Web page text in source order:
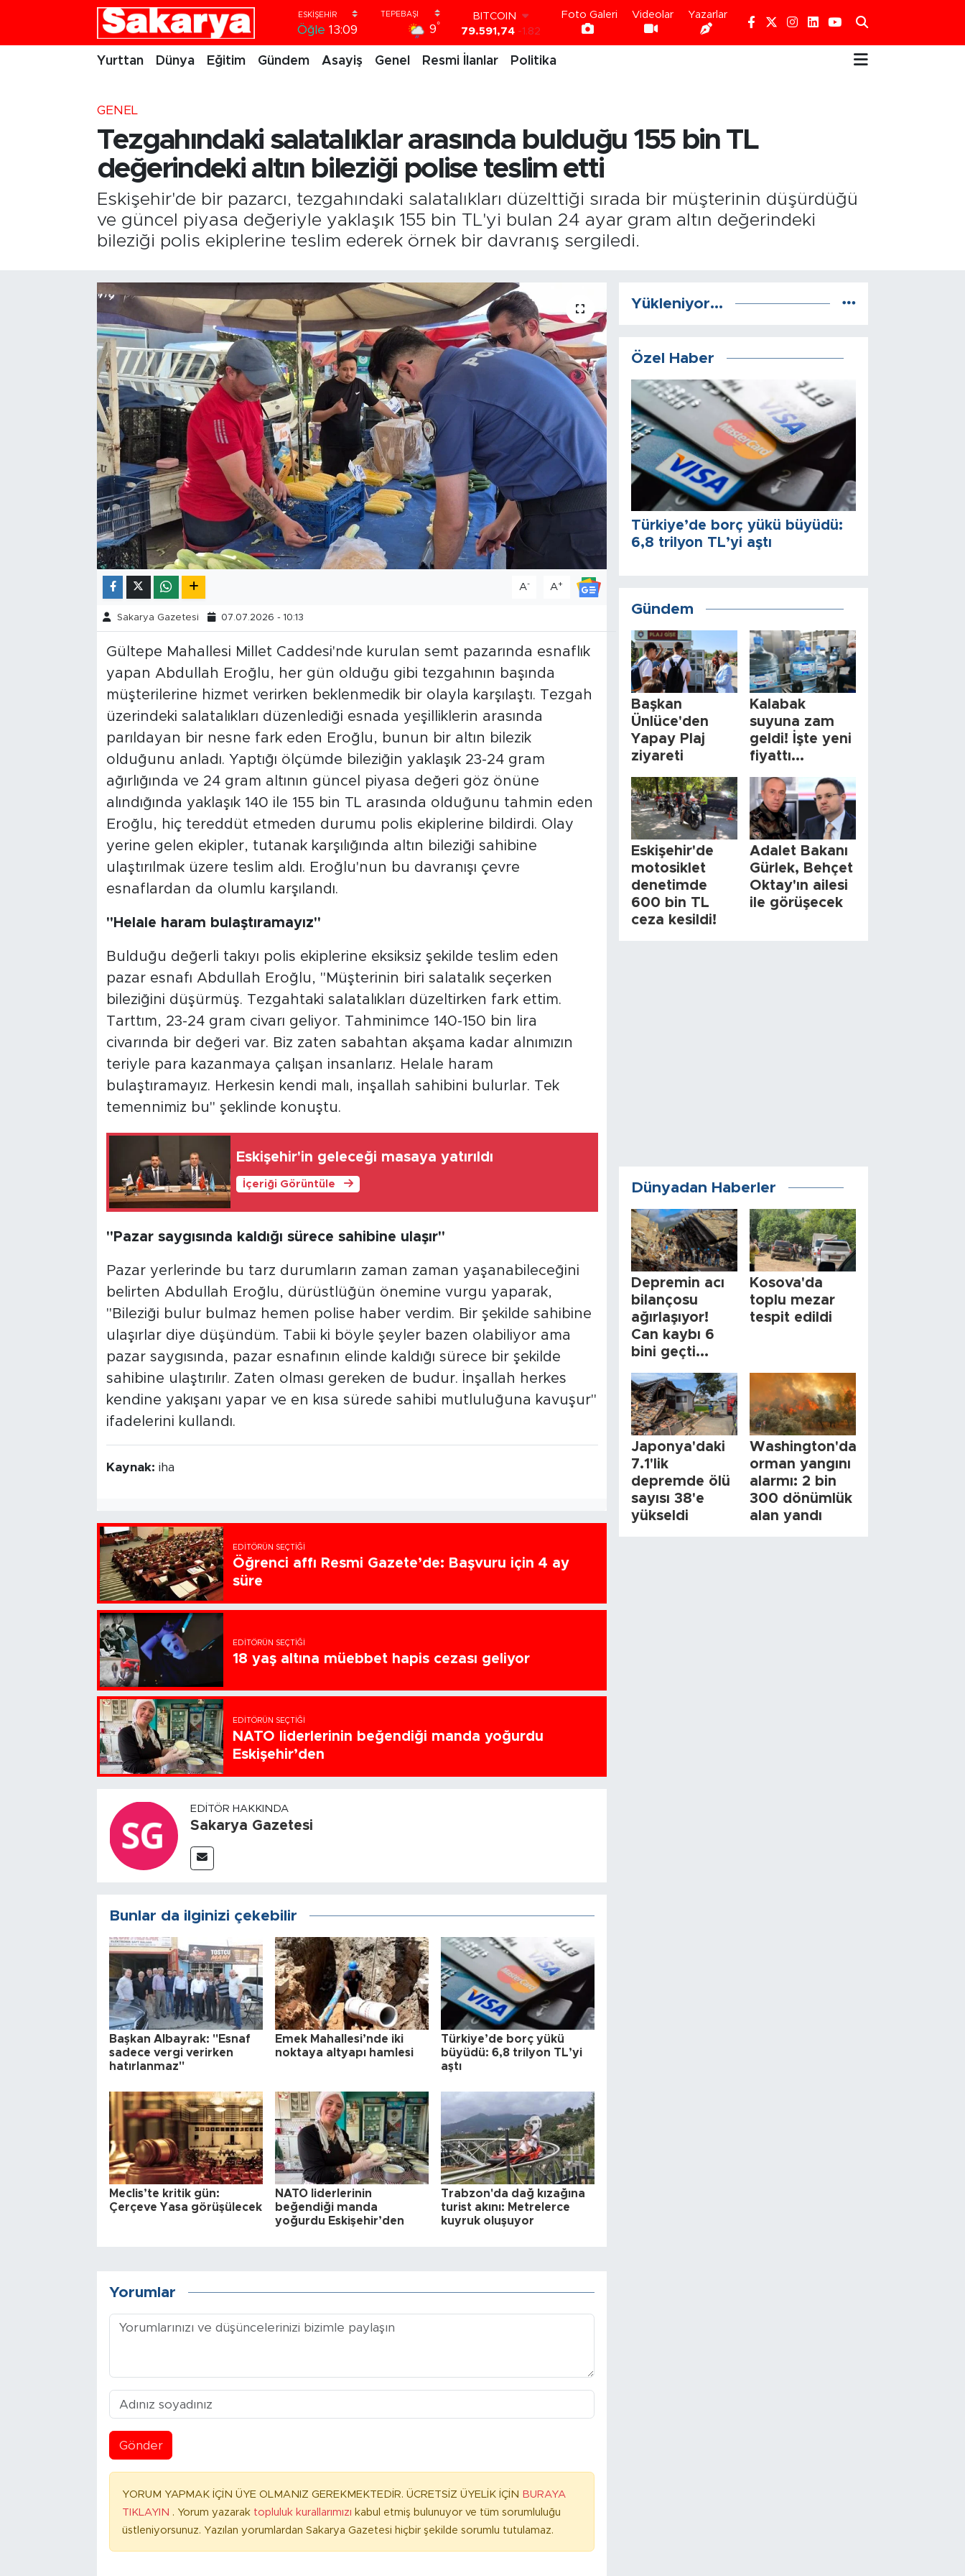
Öğle 13:09 9°
DOLAR
45,43620 0.02
EURO
53,38690 0.19
BİST100
Foto Galeri Videolar Yazarlar
Yurttan Dünya Eğitim Gündem Asayiş Genel Resmi İlanlar Politika
GENEL
Tezgahındaki salatalıklar arasında bulduğu 155 bin TL
değerindeki altın bileziği polise teslim etti
Eskişehir'de bir pazarcı, tezgahındaki salatalıkları düzelttiği sırada bir müşterinin düşürdüğü
ve güncel piyasa değeriyle yaklaşık 155 bin TL'yi bulan 24 ayar gram altın değerindeki
bileziği polis ekiplerine teslim ederek örnek bir davranış sergiledi.
A- A+
Sakarya Gazetesi 07.07.2026 - 10:13
Gültepe Mahallesi Millet Caddesi'nde kurulan semt pazarında esnaflık
yapan Abdullah Eroğlu, her gün olduğu gibi tezgahının başında
müşterilerine hizmet verirken beklenmedik bir olayla karşılaştı. Tezgah
üzerindeki salatalıkları düzenlediği esnada yeşilliklerin arasında
parıldayan bir nesne fark eden Eroğlu, bunun bir altın bilezik
olduğunu anladı. Yaptığı ölçümde bileziğin yaklaşık 23-24 gram
ağırlığında ve 24 gram altının güncel piyasa değeri göz önüne
alındığında yaklaşık 140 ile 155 bin TL arasında olduğunu tahmin eden
Eroğlu, hiç tereddüt etmeden durumu polis ekiplerine bildirdi. Olay
yerine gelen ekipler, tutanak karşılığında altın bileziği sahibine
ulaştırılmak üzere teslim aldı. Eroğlu'nun bu davranışı çevre
esnaflardan da olumlu karşılandı.
"Helale haram bulaştıramayız"
Bulduğu değerli takıyı polis ekiplerine eksiksiz şekilde teslim eden
pazar esnafı Abdullah Eroğlu, "Müşterinin biri salatalık seçerken
bileziğini düşürmüş. Tezgahtaki salatalıkları düzeltirken fark ettim.
Tarttım, 23-24 gram civarı geliyor. Tahminimce 140-150 bin lira
civarında bir değeri var. Biz zaten sabahtan akşama kadar alnımızın
teriyle para kazanmaya çalışan insanlarız. Helale haram
bulaştıramayız. Herkesin kendi malı, inşallah sahibini bulurlar. Tek
temennimiz bu" şeklinde konuştu.
Eskişehir'in geleceği masaya yatırıldı
İçeriği Görüntüle
"Pazar saygısında kaldığı sürece sahibine ulaşır"
Pazar yerlerinde bu tarz durumların zaman zaman yaşanabileceğini
belirten Abdullah Eroğlu, dürüstlüğün önemine vurgu yaparak,
"Bileziği bulur bulmaz hemen polise haber verdim. Bir şekilde sahibine
ulaşırlar diye düşündüm. Tabii ki böyle şeyler bazen olabiliyor ama
pazar saygısında, pazar esnafının elinde kaldığı sürece bir şekilde
sahibine ulaştırılır. Zaten olması gereken de budur. İnşallah herkes
kendine yakışanı yapar ve en kısa sürede sahibi mutluluğuna kavuşur"
ifadelerini kullandı.
Kaynak: iha
EDITÖRÜN SEÇTIĞI
Öğrenci affı Resmi Gazete’de: Başvuru için 4 ay
süre
EDITÖRÜN SEÇTIĞI
18 yaş altına müebbet hapis cezası geliyor
EDITÖRÜN SEÇTIĞI
NATO liderlerinin beğendiği manda yoğurdu
Eskişehir’den
EDITÖR HAKKINDA
Sakarya Gazetesi
Bunlar da ilginizi çekebilir
Başkan Albayrak: "Esnaf
sadece vergi verirken
hatırlanmaz"
Emek Mahallesi’nde iki
noktaya altyapı hamlesi
Türkiye’de borç yükü
büyüdü: 6,8 trilyon TL’yi
aştı
Meclis’te kritik gün:
Çerçeve Yasa görüşülecek
NATO liderlerinin
beğendiği manda
yoğurdu Eskişehir’den
Trabzon'da dağ kızağına
turist akını: Metrelerce
kuyruk oluşuyor
Yorumlar
Gönder
YORUM YAPMAK İÇİN ÜYE OLMANIZ GEREKMEKTEDİR. ÜCRETSİZ ÜYELİK İÇİN BURAYA
TIKLAYIN . Yorum yazarak topluluk kurallarımızı kabul etmiş bulunuyor ve tüm sorumluluğu
üstleniyorsunuz. Yazılan yorumlardan Sakarya Gazetesi hiçbir şekilde sorumlu tutulamaz.
Yükleniyor...
Özel Haber
Türkiye’de borç yükü büyüdü:
6,8 trilyon TL’yi aştı
Gündem
Başkan
Ünlüce'den
Yapay Plaj
ziyareti
Kalabak
suyuna zam
geldi! İşte yeni
fiyattı...
Eskişehir'de
motosiklet
denetimde
600 bin TL
ceza kesildi!
Adalet Bakanı
Gürlek, Behçet
Oktay'ın ailesi
ile görüşecek
Dünyadan Haberler
Depremin acı
bilançosu
ağırlaşıyor!
Can kaybı 6
bini geçti...
Kosova'da
toplu mezar
tespit edildi
Japonya'daki
7.1'lik
depremde ölü
sayısı 38'e
yükseldi
Washington'da
orman yangını
alarmı: 2 bin
300 dönümlük
alan yandı
Eskişehirspor
Kültür Sanat
Resmi İlanlar
Eskişehir Nöbetçi Eczaneler
Eskişehir Namaz Vakitleri
Eskişehir Trafik Yoğunluk Haritası
Süper Lig Puan Durumu ve Fikstür
Tüm Manşetler
Haber Arşivi